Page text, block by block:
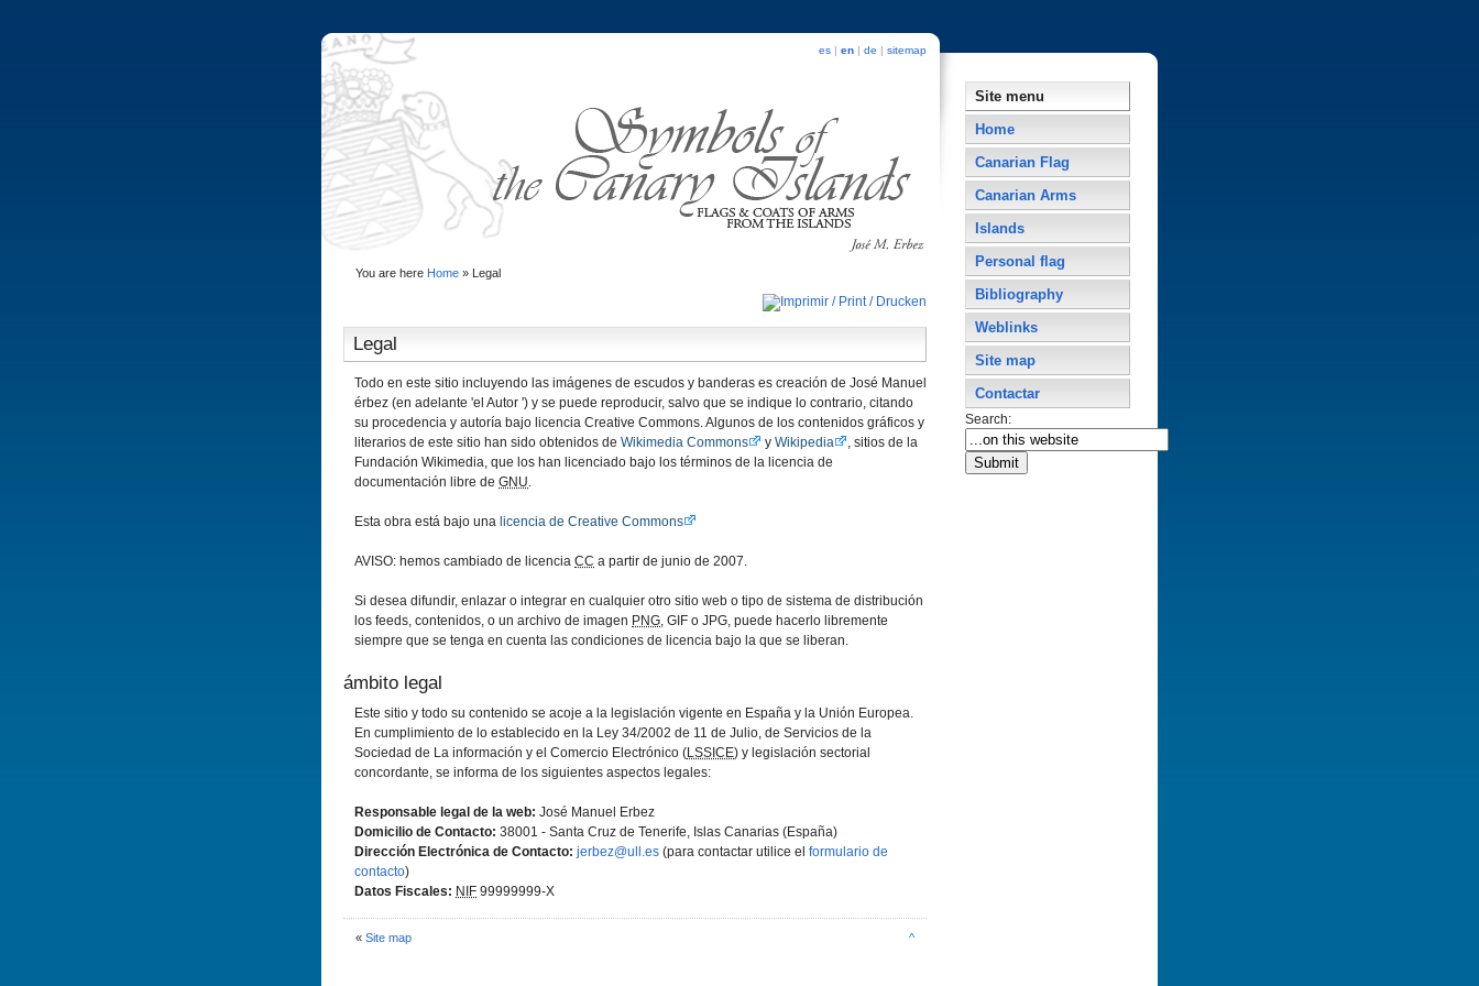
es | en | de | sitemap
You are here Home» Legal
Legal
Todo en este sitio incluyendo las imágenes de escudos y banderas es creación de José Manuel
érbez (en adelante 'el Autor ') y se puede reproducir, salvo que se indique lo contrario, citando
su procedencia y autoría bajo licencia Creative Commons. Algunos de los contenidos gráficos y
literarios de este sitio han sido obtenidos de Wikimedia Commons y Wikipedia
, sitios de la
Fundación Wikimedia, que los han licenciado bajo los términos de la licencia de
documentación libre de GNU.
Esta obra está bajo una licencia de Creative Commons
AVISO: hemos cambiado de licencia CC a partir de junio de 2007.
Si desea difundir, enlazar o integrar en cualquier otro sitio web o tipo de sistema de distribución
los feeds, contenidos, o un archivo de imagen PNG, GIF o JPG, puede hacerlo libremente
siempre que se tenga en cuenta las condiciones de licencia bajo la que se liberan.
ámbito legal
Este sitio y todo su contenido se acoje a la legislación vigente en España y la Unión Europea.
En cumplimiento de lo establecido en la Ley 34/2002 de 11 de Julio, de Servicios de la
Sociedad de La información y el Comercio Electrónico (LSSICE) y legislación sectorial
concordante, se informa de los siguientes aspectos legales:
Responsable legal de la web: José Manuel Erbez
Domicilio de Contacto: 38001 - Santa Cruz de Tenerife, Islas Canarias (España)
Dirección Electrónica de Contacto: jerbez@ull.es (para contactar utilice el formulario de
contacto)
Datos Fiscales: NIF 99999999-X
« Site map ^
Site menu
Home
Canarian Flag
Canarian Arms
Islands
Personal flag
Bibliography
Weblinks
Site map
Contactar
Search: